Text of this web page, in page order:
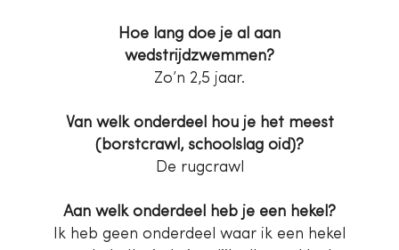
Hoe lang doe je al aan
wedstrijdzwemmen?
Zo’n 2,5 jaar.
Van welk onderdeel hou je het meest
(borstcrawl, schoolslag oid)?
De rugcrawl
Aan welk onderdeel heb je een hekel?
Ik heb geen onderdeel waar ik een hekel